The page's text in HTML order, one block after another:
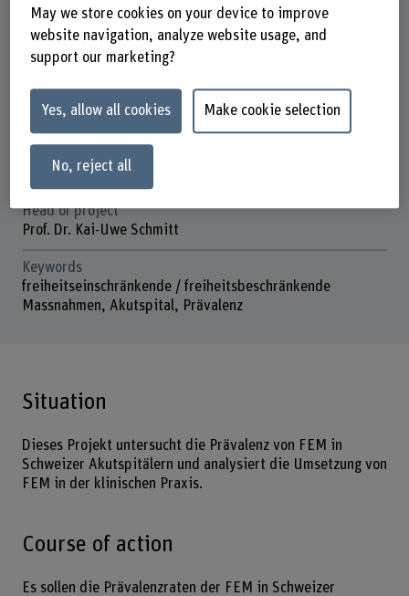
Institute(s)
Nursing
Academic-Practice-Partnership Insel Gruppe/ BFH
BFH
01.03.2019 - 30.09.2021
Head of project
Prof. Dr. Kai-Uwe Schmitt
Keywords
freiheitseinschränkende / freiheitsbeschränkende
Massnahmen, Akutspital, Prävalenz
Situation
Dieses Projekt untersucht die Prävalenz von FEM in
Schweizer Akutspitälern und analysiert die Umsetzung von
FEM in der klinischen Praxis.
Course of action
Es sollen die Prävalenzraten der FEM in Schweizer
May we store cookies on your device to improve
website navigation, analyze website usage, and
support our marketing?
Yes, allow all cookies Make cookie selection
No, reject all